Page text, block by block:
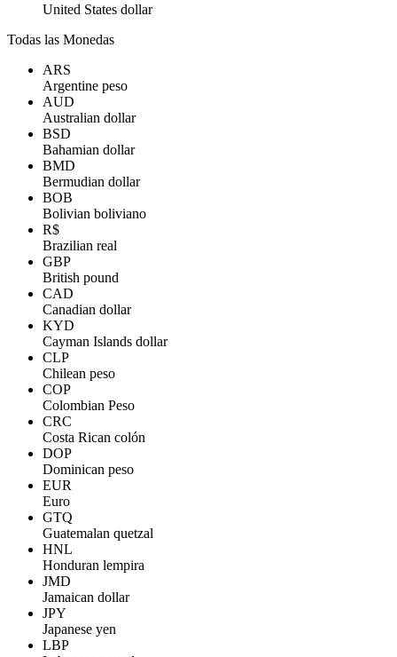
United States dollar
Todas las Monedas
ARS
Argentine peso
AUD
Australian dollar
BSD
Bahamian dollar
BMD
Bermudian dollar
BOB
Bolivian boliviano
R$
Brazilian real
GBP
British pound
CAD
Canadian dollar
KYD
Cayman Islands dollar
CLP
Chilean peso
COP
Colombian Peso
CRC
Costa Rican colón
DOP
Dominican peso
EUR
Euro
GTQ
Guatemalan quetzal
HNL
Honduran lempira
JMD
Jamaican dollar
JPY
Japanese yen
LBP